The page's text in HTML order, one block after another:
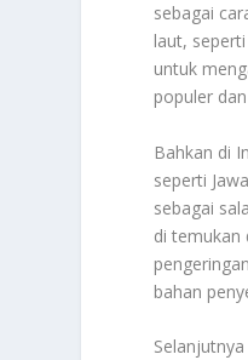
sebagai
laut,
untuk
populer
Bahkan di
seperti
sebagai
di temukan
bahan